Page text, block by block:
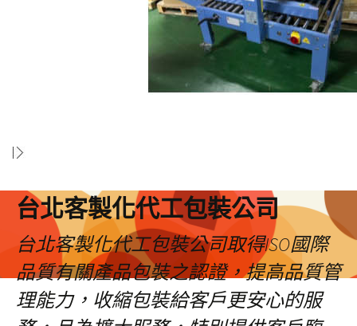
台北客製化代工包裝公司
台北客製化代工包裝公司取得ISO國際
品質有關產品包裝之認證，提高品質管
理能力，收縮包裝給客戶更安心的服